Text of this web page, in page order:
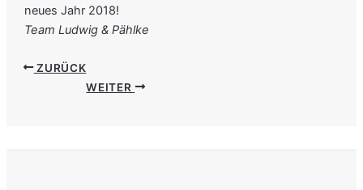
neues Jahr 2018!
Team Ludwig & Pählke
ZURÜCK
WEITER